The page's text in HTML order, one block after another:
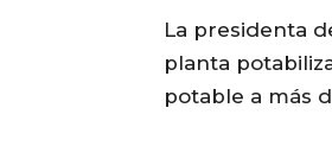
La presidenta
planta
potable a más